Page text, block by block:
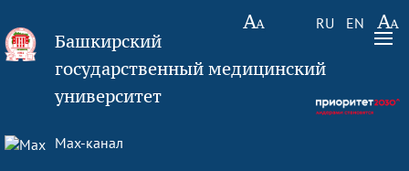
RU EN
Башкирский
государственный медицинский
университет
Max-канал